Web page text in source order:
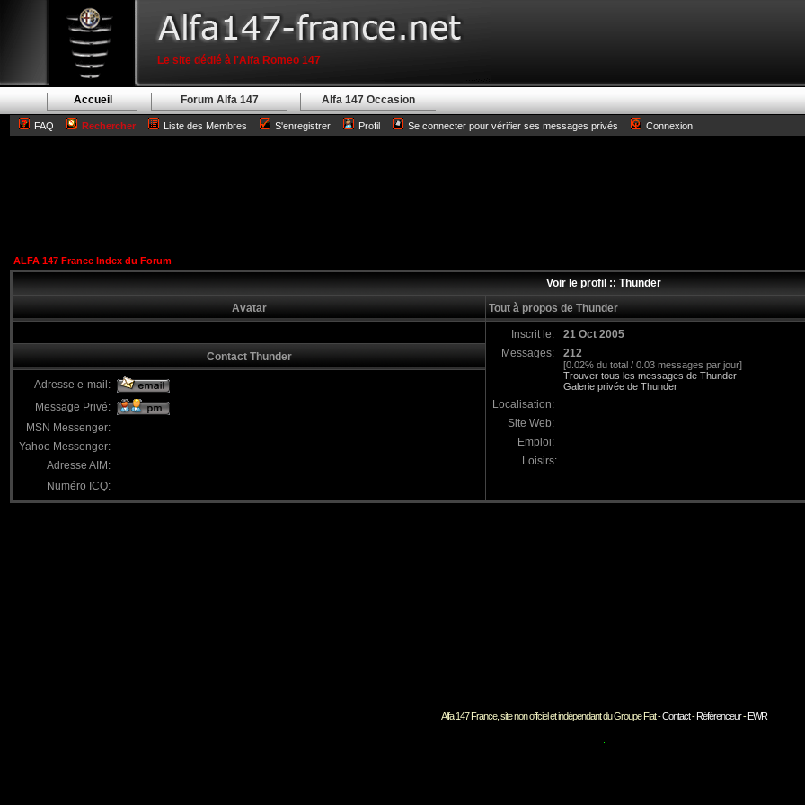
Le site dédié à l'Alfa Romeo 147
Accueil Forum Alfa 147 Alfa 147 Occasion
FAQ Rechercher Liste des Membres S'enregistrer Profil Se connecter pour vérifier ses messages privés Connexion
ALFA 147 France Index du Forum
Voir le profil :: Thunder
Avatar
Tout à propos de Thunder
Inscrit le:
21 Oct 2005
Messages:
212
[0.02% du total / 0.03 messages par jour]
Trouver tous les messages de Thunder
Galerie privée de Thunder
Localisation:
Site Web:
Emploi:
Loisirs:
Contact Thunder
Adresse e-mail:
Message Privé:
MSN Messenger:
Yahoo Messenger:
Adresse AIM:
Numéro ICQ:
Alfa 147 France, site non offciel et indépendant du Groupe Fiat -Contact-Référenceur-EWR